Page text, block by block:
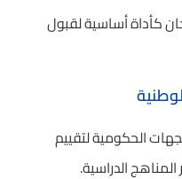
كأداة أساسية لقبول
الحكومية لتقييم
الدراسية.